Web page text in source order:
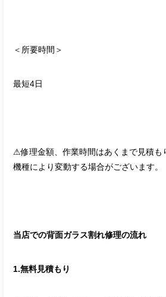
＜所要時間＞
最短4日
⚠︎修理金額、作業時間はあくまで見積も
機種により変動する場合がございます。
当店での背面ガラス割れ修理の流れ
1.無料見積もり